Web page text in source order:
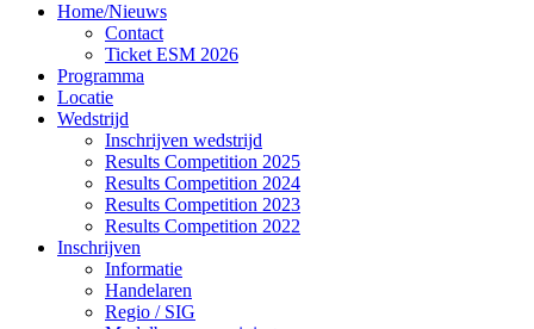
Home/Nieuws
Contact
Ticket ESM 2026
Programma
Locatie
Wedstrijd
Inschrijven wedstrijd
Results Competition 2025
Results Competition 2024
Results Competition 2023
Results Competition 2022
Inschrijven
Informatie
Handelaren
Regio / SIG